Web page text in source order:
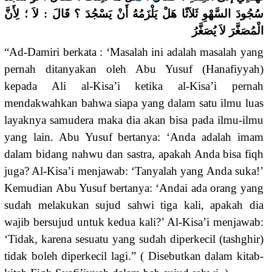
سُجُودَ السَّهْوِ ثَلاَثًا هَلْ يَلْزَمُهُ أَنْ يَسْجُدَ ؟ قَالَ : لاَ ؛ لِأَنَّ
الْمُصَغَّرَ لاَ يُصَغَّرُ
“Ad-Damiri berkata : ‘Masalah ini adalah masalah yang
pernah ditanyakan oleh Abu Yusuf (Hanafiyyah)
kepada Ali al-Kisa’i ketika al-Kisa’i pernah
mendakwahkan bahwa siapa yang dalam satu ilmu luas
layaknya samudera maka dia akan bisa pada ilmu-ilmu
yang lain. Abu Yusuf bertanya: ‘Anda adalah imam
dalam bidang nahwu dan sastra, apakah Anda bisa fiqh
juga? Al-Kisa’i menjawab: ‘Tanyalah yang Anda suka!’
Kemudian Abu Yusuf bertanya: ‘Andai ada orang yang
sudah melakukan sujud sahwi tiga kali, apakah dia
wajib bersujud untuk kedua kali?’ Al-Kisa’i menjawab:
‘Tidak, karena sesuatu yang sudah diperkecil (tashghir)
tidak boleh diperkecil lagi.” ( Disebutkan dalam kitab-